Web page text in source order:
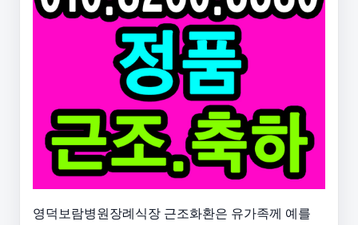
영덕보람병원장례식장 근조화환은 유가족께 예를